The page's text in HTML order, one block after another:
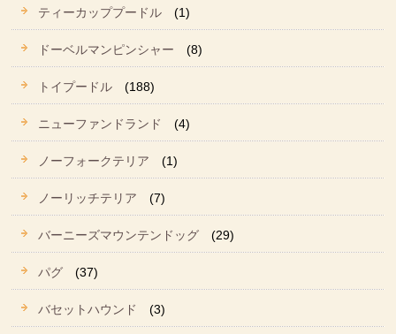
ティーカッププードル (1)
ドーベルマンピンシャー (8)
トイプードル (188)
ニューファンドランド (4)
ノーフォークテリア (1)
ノーリッチテリア (7)
バーニーズマウンテンドッグ (29)
パグ (37)
バセットハウンド (3)